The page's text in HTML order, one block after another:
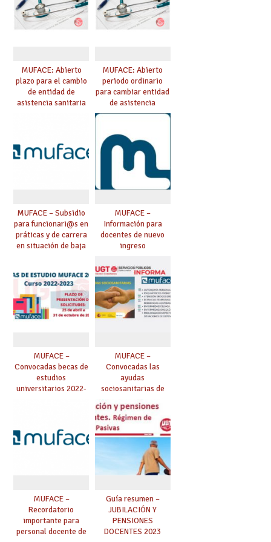
MUFACE: Abierto
plazo para el cambio
de entidad de
asistencia sanitaria
MUFACE: Abierto
periodo ordinario
para cambiar entidad
de asistencia
sanitaria
MUFACE – Subsidio
para funcionari@s en
práticas y de carrera
en situación de baja
MUFACE –
Información para
docentes de nuevo
ingreso
MUFACE –
Convocadas becas de
estudios
universitarios 2022-
MUFACE –
Convocadas las
ayudas
sociosanitarias de
(enfermos
oncológicos,
celíacos,
psiquiátricos,
personas
drogodependientes,
estancias temporales
asistidas, personas
en situación de
dependencia, ayudas
para facilitar la
MUFACE –
Recordatorio
importante para
personal docente de
Guía resumen –
JUBILACIÓN Y
PENSIONES
DOCENTES 2023